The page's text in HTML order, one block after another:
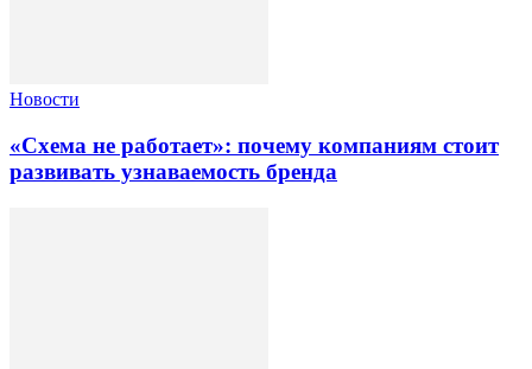
Новости
«Схема не работает»: почему компаниям стоит
развивать узнаваемость бренда